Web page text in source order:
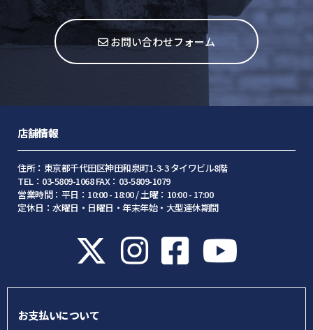
お問い合わせフォーム
店舗情報
住所：東京都千代田区神田和泉町1-3-3 タイワビル8階
TEL：03-5809-1068 FAX：03-5809-1079
営業時間：平日：10:00 - 18:00 / 土曜：10:00 - 17:00
定休日：水曜日・日曜日・年末年始・大型連休期間
お支払いについて